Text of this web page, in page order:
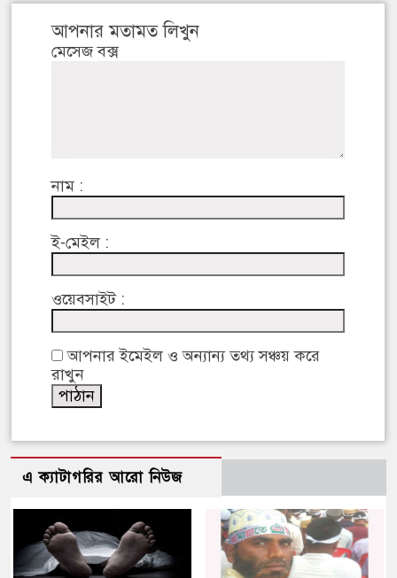
আপনার মতামত লিখুন
মেসেজ বক্স
নাম :
ই-মেইল :
ওয়েবসাইট :
আপনার ইমেইল ও অন্যান্য তথ্য সঞ্চয় করে
রাখুন
এ ক্যাটাগরির আরো নিউজ